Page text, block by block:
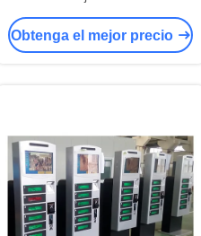
aceptaron la estación de carga
del teléfono celular con la
Obtenga el mejor precio